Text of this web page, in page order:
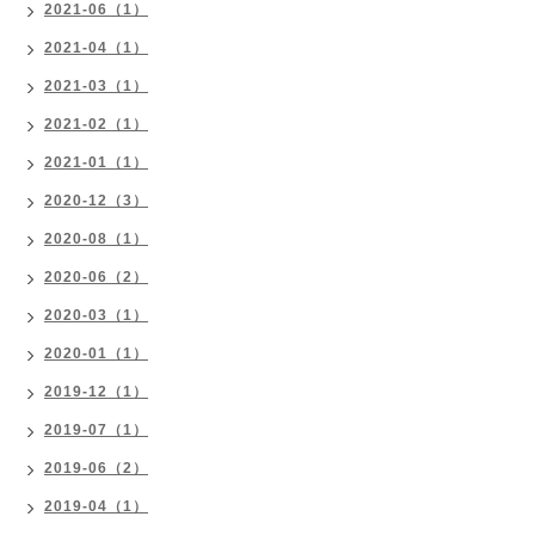
2021-06（1）
2021-04（1）
2021-03（1）
2021-02（1）
2021-01（1）
2020-12（3）
2020-08（1）
2020-06（2）
2020-03（1）
2020-01（1）
2019-12（1）
2019-07（1）
2019-06（2）
2019-04（1）